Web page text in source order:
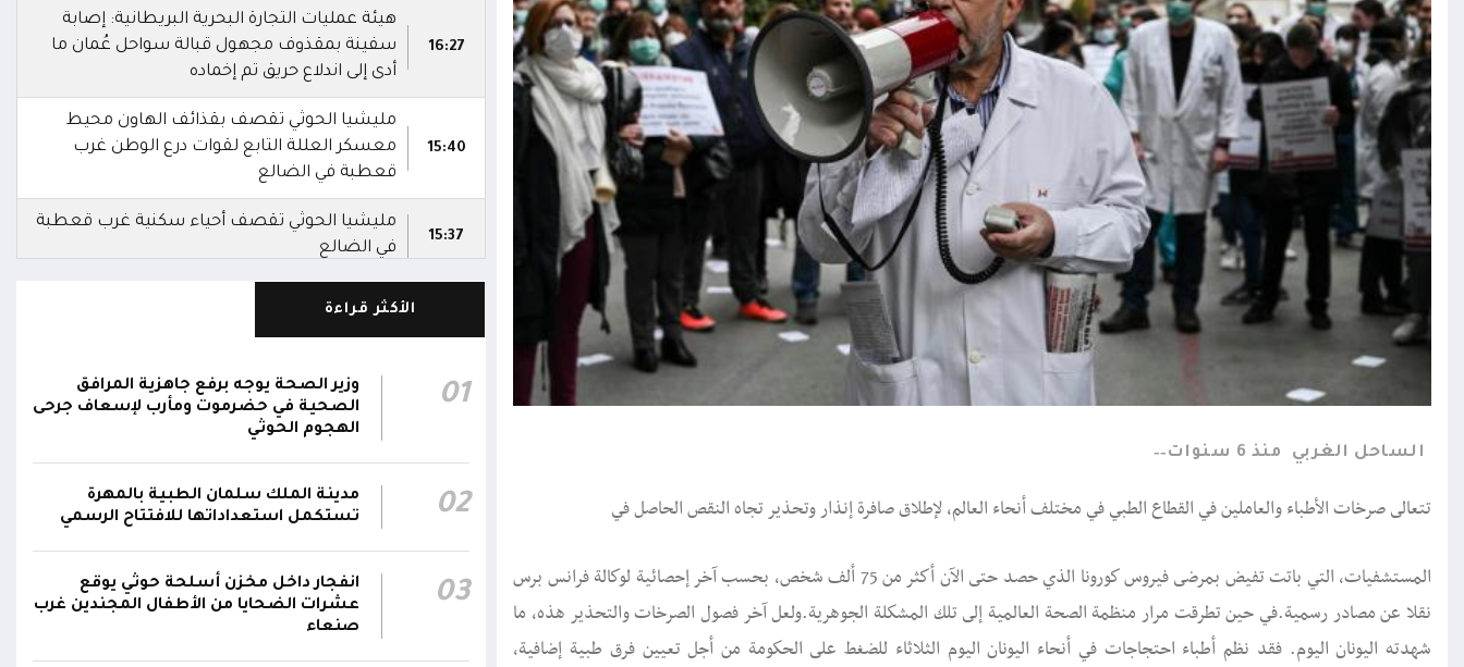
الساحل الغربي منذ 6 سنوات
تتعالى صرخات الأطباء والعاملين في القطاع الطبي في مختلف أنحاء العالم، لإطلاق صافرة إنذار وتحذير تجاه النقص الحاصل في
المستشفيات، التي باتت تفيض بمرضى فيروس كورونا الذي حصد حتى الآن أكثر من 75 ألف شخص، بحسب آخر إحصائية لوكالة فرانس برس
نقلا عن مصادر رسمية.في حين تطرقت مرار منظمة الصحة العالمية إلى تلك المشكلة الجوهرية.ولعل آخر فصول الصرخات والتحذير هذه، ما
شهدته اليونان اليوم. فقد نظم أطباء احتجاجات في أنحاء اليونان اليوم الثلاثاء للضغط على الحكومة من أجل تعيين فرق طبية إضافية،
16:27
هيئة عمليات التجارة البحرية البريطانية: إصابة
سفينة بمقذوف مجهول قبالة سواحل عُمان ما
أدى إلى اندلاع حريق تم إخماده
15:40
مليشيا الحوثي تقصف بقذائف الهاون محيط
معسكر العللة التابع لقوات درع الوطن غرب
قعطبة في الضالع
15:37
مليشيا الحوثي تقصف أحياء سكنية غرب قعطبة
في الضالع
قصف حوثي عشوائي بالسلاح الثقيل يستهدف
محور تعز: تجدد الاشتباكات في مختلف الجبهات..
والجيش يقصف مواقع حوثية ويتصدى للمسيرات
06:06
على أي جبهة أو محور يُعد اعتداءً على جميع
الجبهات والمحاور التابعة للقوات المسلحة،
بمختلف تشكيلاتها ووحداتها ومنتسبيها
الأكثر قراءة
01
وزير الصحة يوجه برفع جاهزية المرافق
الصحية في حضرموت ومأرب لإسعاف جرحى
الهجوم الحوثي
02
مدينة الملك سلمان الطبية بالمهرة
تستكمل استعداداتها للافتتاح الرسمي
03
انفجار داخل مخزن أسلحة حوثي يوقع
عشرات الضحايا من الأطفال المجندين غرب
صنعاء